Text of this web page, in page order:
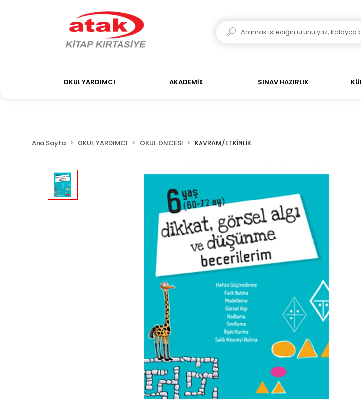
OKUL YARDIMCI AKADEMİK SINAV HAZIRLIK
Ana Sayfa OKUL YARDIMCI OKUL ÖNCESİ KAVRAM/ETKİNLİK